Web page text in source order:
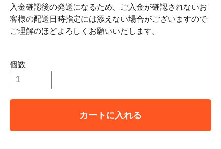
入金確認後の発送になるため、ご入金が確認されないお
客様の配送日時指定には添えない場合がございますので
ご理解のほどよろしくお願いいたします。
個数
カートに入れる